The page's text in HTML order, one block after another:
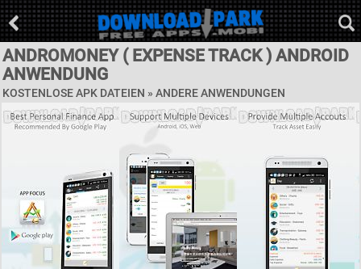
ANDROMONEY ( EXPENSE TRACK ) ANDROID
ANWENDUNG
KOSTENLOSE APK DATEIEN » ANDERE ANWENDUNGEN